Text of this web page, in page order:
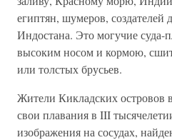
египтян, шумеров,
Индостана. Это могучие суда-
высоким носом и кормою,
или толстых брусьев.
Жители Кикладских островов
свои плавания в III
изображения на сосудах,